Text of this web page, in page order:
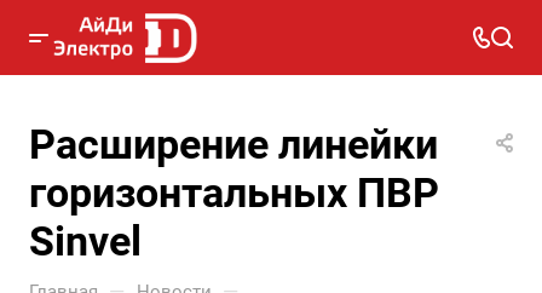
Расширение линейки
горизонтальных ПВР
Sinvel